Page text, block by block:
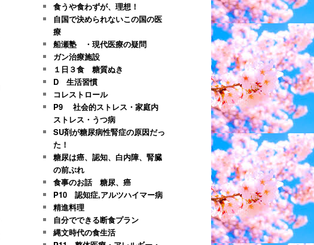
食うや食わずが、理想！
自国で決められないこの国の医
療
船瀬塾 ・現代医療の疑問
ガン治療施設
１日３食 糖質ぬき
D 生活習慣
コレストロール
P9 社会的ストレス・家庭内
ストレス・うつ病
SU剤が糖尿病性腎症の原因だっ
た！
糖尿は癌、認知、白内障、腎臓
の前ぶれ
食事のお話 糖尿、癌
P10 認知症,アルツハイマー病
精進料理
自分でできる断食プラン
縄文時代の食生活